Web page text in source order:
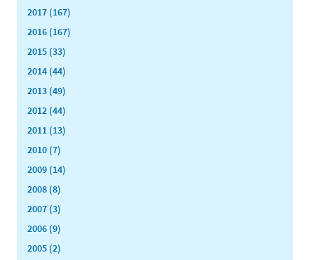
2017 (167)
2016 (167)
2015 (33)
2014 (44)
2013 (49)
2012 (44)
2011 (13)
2010 (7)
2009 (14)
2008 (8)
2007 (3)
2006 (9)
2005 (2)